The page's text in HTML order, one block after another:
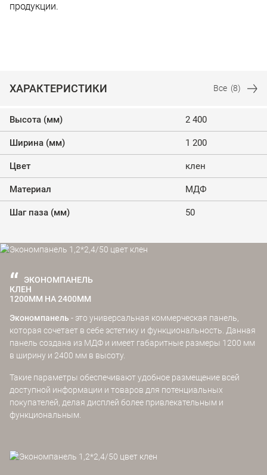
продукции.
ХАРАКТЕРИСТИКИ Все (8)
Высота (мм) 2 400
Ширина (мм) 1 200
Цвет клен
Материал МДФ
Шаг паза (мм) 50
ЭКОНОМПАНЕЛЬ
КЛЕН
1200ММ НА 2400ММ
Экономпанель - это универсальная коммерческая панель,
которая сочетает в себе эстетику и функциональность. Данная
панель создана из МДФ и имеет габаритные размеры 1200 мм
в ширину и 2400 мм в высоту.
Такие параметры обеспечивают удобное размещение всей
доступной информации и товаров для потенциальных
покупателей, делая дисплей более привлекательным и
функциональным.